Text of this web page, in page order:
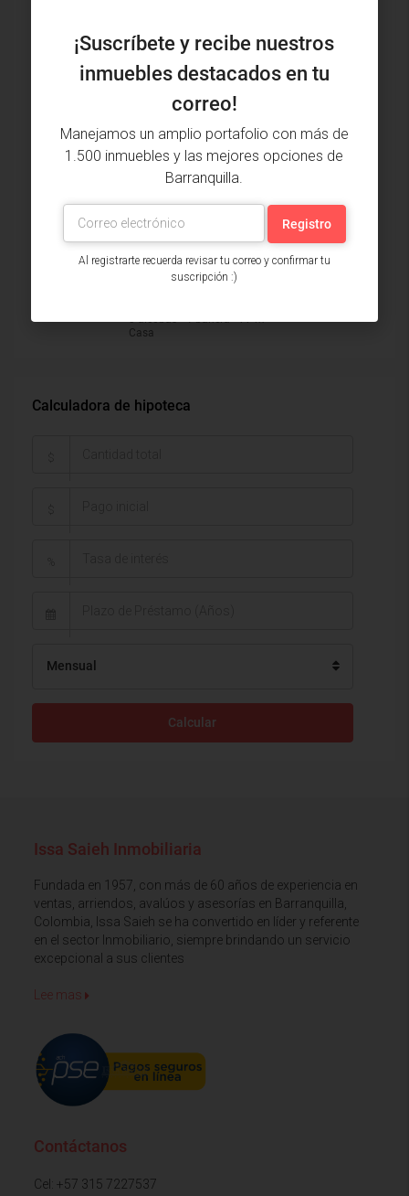
Apartamento Venta, Villa Santos,
Barranquilla (31490v)
3 alcobas • 2 baños • 95 m²
Casa Arriendo, Prado Viejo,
Barranquilla (29024)
Casa
Casa Arriendo, Urbanización La Playa,
Puerto Colombia (29700)
Casa
Calculadora de hipoteca
Mensual
Calcular
Issa Saieh Inmobiliaria
Fundada en 1957, con más de 60 años de experiencia en
ventas, arriendos, avalúos y asesorías en Barranquilla,
Colombia, Issa Saieh se ha convertido en líder y referente
en el sector Inmobiliario, siempre brindando un servicio
excepcional a sus clientes
Lee mas
Contáctanos
Cel: +57 315 7227537
¡Suscríbete y recibe nuestros
inmuebles destacados en tu
correo!
Manejamos un amplio portafolio con más de
1.500 inmuebles y las mejores opciones de
Barranquilla.
Al registrarte recuerda revisar tu correo y confirmar tu
suscripción :)